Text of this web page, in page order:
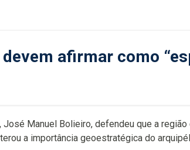
afirmar como
Manuel Bolieiro, defendeu que a
a importância geoestratégica do